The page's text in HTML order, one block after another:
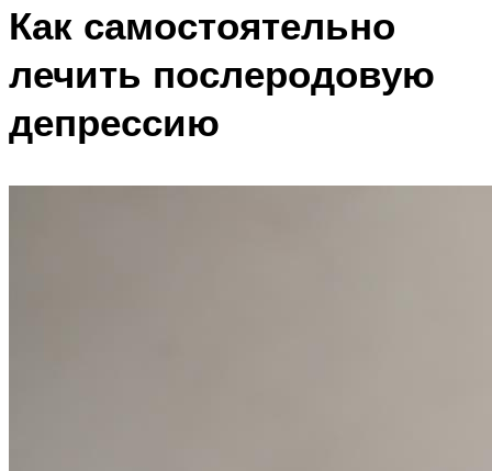
Как самостоятельно
лечить послеродовую
депрессию